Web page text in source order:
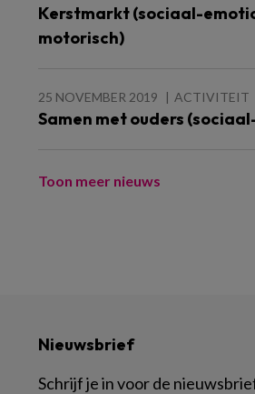
Kerstmarkt (sociaal-
motorisch)
25 NOVEMBER 2019 ACTIVITEIT
Samen met ouders
Toon meer nieuws
Nieuwsbrief
Schrijf je in voor de